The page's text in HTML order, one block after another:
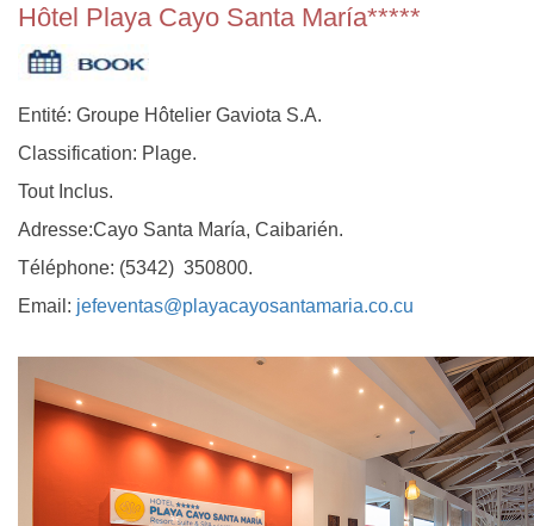
Hôtel Playa Cayo Santa María*****
Entité: Groupe Hôtelier Gaviota S.A.
Classification: Plage.
Tout Inclus.
Adresse:Cayo Santa María, Caibarién.
Téléphone: (5342) 350800.
Email: jefeventas@playacayosantamaria.co.cu